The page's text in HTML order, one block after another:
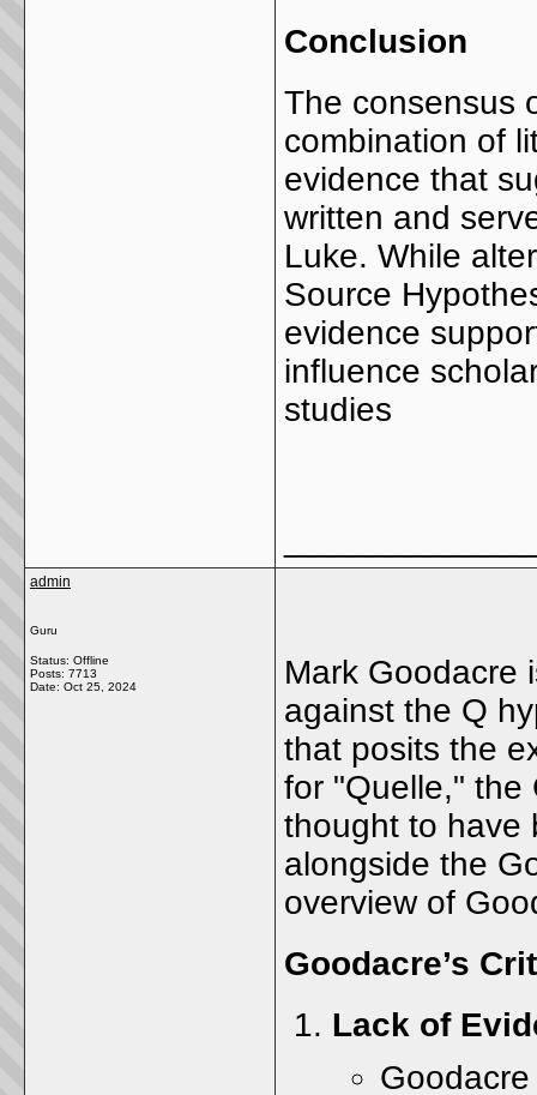
Conclusion
The consensus
combination of
evidence that
written and
Luke. While
Source
evidence
influence
studies
admin
Guru
Status: Offline
Posts: 7713
Date: Oct 25, 2024
Mark Goodacre
against the Q
that posits the
for "Quelle," the
thought to have
alongside the
overview of
Goodacre’s
Lack of